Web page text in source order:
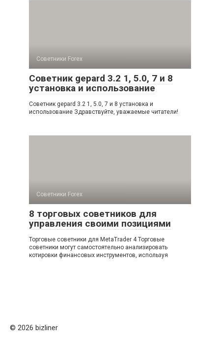
Советники Forex
Советник gepard 3.2 1, 5.0, 7 и 8
установка и использование
Советник gepard 3.2 1, 5.0, 7 и 8 установка и
использование Здравствуйте, уважаемые читатели!
Советники Forex
8 торговых советников для
управления своими позициями
Торговые советники для MetaTrader 4 Торговые
советники могут самостоятельно анализировать
котировки финансовых инструментов, используя
© 2026 bizliner